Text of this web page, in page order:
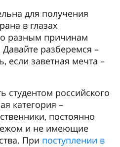
для получения
в глазах
разным причинам
разберемся –
если заветная мечта –
студентом российского
категория –
постоянно
и не имеющие
При поступлении в